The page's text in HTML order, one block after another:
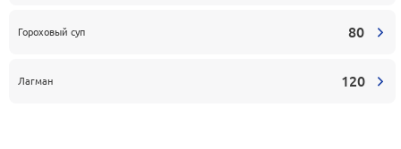
Гороховый суп 80
Лагман 120